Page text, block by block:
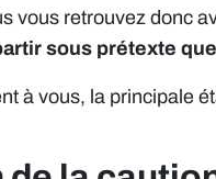
vous retrouvez donc
sous prétexte
à vous, la principale